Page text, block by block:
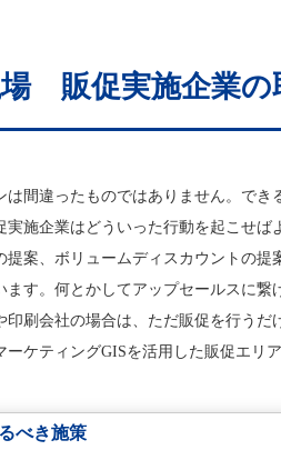
販促実施企業の
は間違ったものではありません。で
実施企業はどういった行動を起こせば
提案、ボリュームディスカウントの
ます。何とかしてアップセールスに繋
印刷会社の場合は、ただ販促を行う
ーケティングGISを活用した販促エ
るべき施策